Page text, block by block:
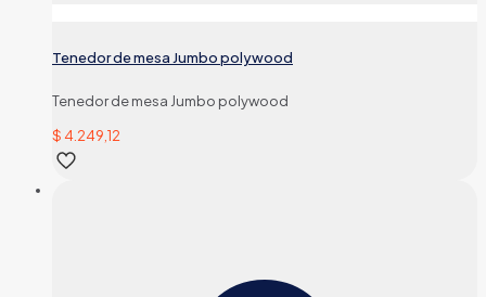
Tenedor de mesa Jumbo polywood
Tenedor de mesa Jumbo polywood
$ 4.249,12